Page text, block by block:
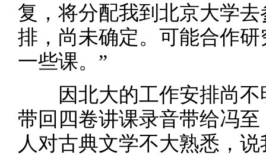
复，将分配我到北京大学
排，尚未确定。可能合作
一些课。”
因北大的工作安排尚
带回四卷讲课录音带给冯
人对古典文学不大熟悉，